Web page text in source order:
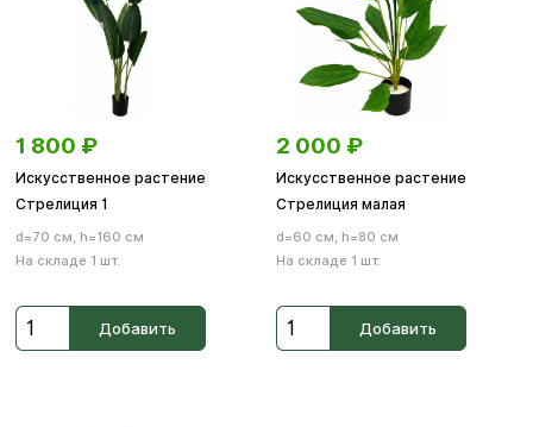
1 800 ₽
Искусственное растение
Стрелиция 1
d=70 см, h=160 см
На складе 1 шт.
Добавить
2 000 ₽
Искусственное растение
Стрелиция малая
d=60 см, h=80 см
На складе 1 шт.
Добавить